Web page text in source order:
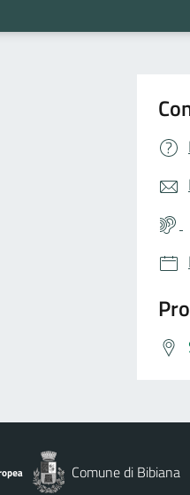
Comune di Bibiana